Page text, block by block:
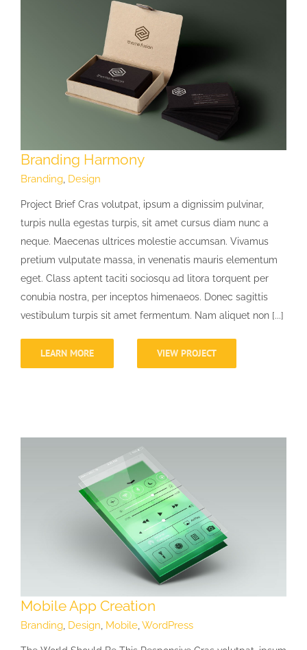
Branding Harmony
Branding, Design
Project Brief Cras volutpat, ipsum a dignissim pulvinar,
turpis nulla egestas turpis, sit amet cursus diam nunc a
neque. Maecenas ultrices molestie accumsan. Vivamus
pretium vulputate massa, in venenatis mauris elementum
eget. Class aptent taciti sociosqu ad litora torquent per
conubia nostra, per inceptos himenaeos. Donec sagittis
vestibulum turpis sit amet fermentum. Nam aliquet non [...]
LEARN MORE VIEW PROJECT
Mobile App Creation
Branding, Design, Mobile,WordPress